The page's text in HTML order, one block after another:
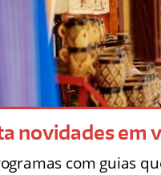
novidades em
com guias